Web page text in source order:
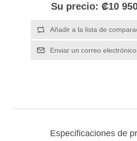
Su precio: ₡10
Especificaciones de